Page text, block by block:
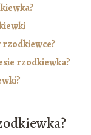
rzodkiewce?
rzodkiewka?